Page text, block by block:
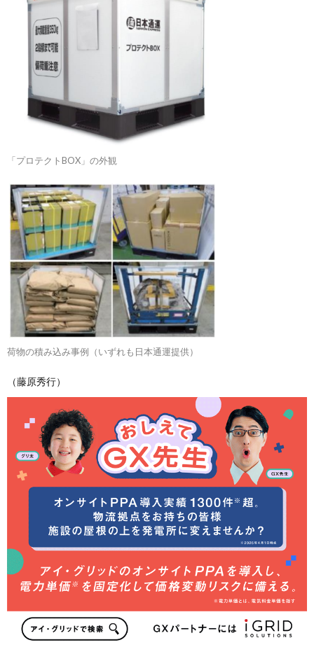
「プロテクトBOX」の外観
荷物の積み込み事例（いずれも日本通運提供）
（藤原秀行）